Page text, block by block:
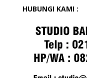
HUBUNGI KAMI :